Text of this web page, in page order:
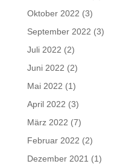
Oktober 2022 (3)
September 2022 (3)
Juli 2022 (2)
Juni 2022 (2)
Mai 2022 (1)
April 2022 (3)
März 2022 (7)
Februar 2022 (2)
Dezember 2021 (1)